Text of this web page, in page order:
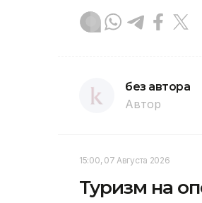
без автора
Автор
15:00, 07 Августа 2026
Туризм на